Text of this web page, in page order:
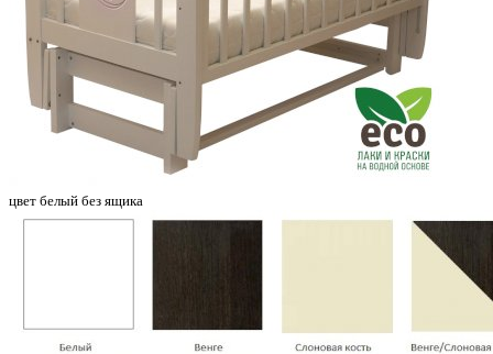
цвет белый без ящика